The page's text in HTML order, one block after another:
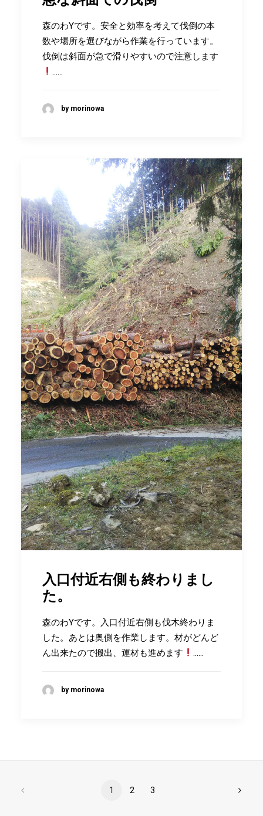
森のわYです。安全と効率を考えて伐倒の本
数や場所を選びながら作業を行っています。
伐倒は斜面が急で滑りやすいので注意します
by morinowa
入口付近右側も終わりまし
た。
森のわYです。入口付近右側も伐木終わりま
した。あとは奥側を作業します。材がどんど
ん出来たので搬出、運材も進めます
by morinowa
1 2 3